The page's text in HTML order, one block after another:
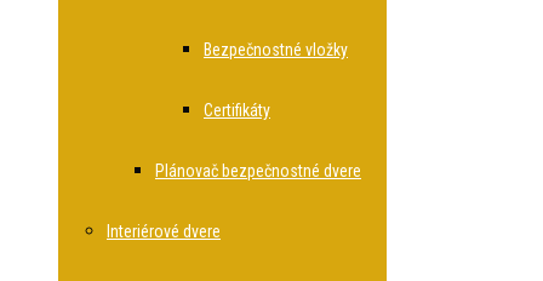
Bezpečnostné vložky
Certifikáty
Plánovač bezpečnostné dvere
Interiérové dvere